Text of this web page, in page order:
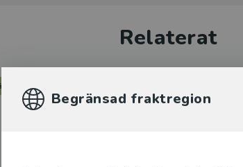
Begränsad fraktregion
Relaterat